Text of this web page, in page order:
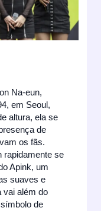
Na-eun,
em Seoul,
altura, ela se
de
os fãs.
rapidamente se
Apink, um
suaves e
vai além do
de